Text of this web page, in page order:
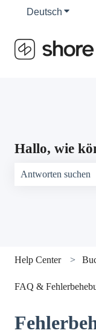
Deutsch
Hallo, wie
Help Center
FAQ &